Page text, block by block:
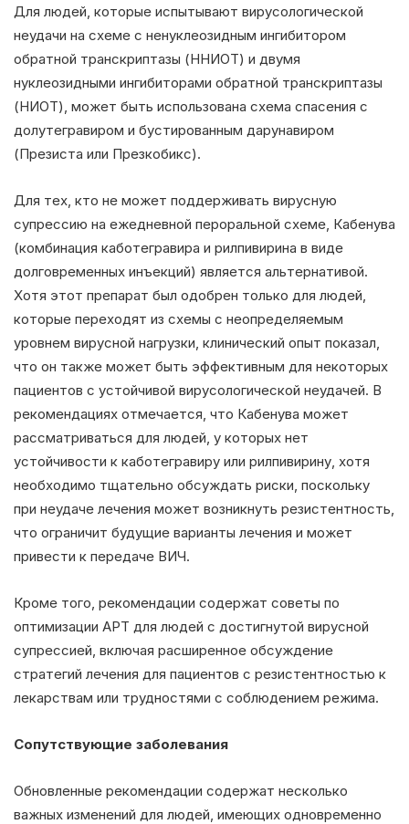
Для людей, которые испытывают вирусологической
неудачи на схеме с ненуклеозидным ингибитором
обратной транскриптазы (ННИОТ) и двумя
нуклеозидными ингибиторами обратной транскриптазы
(НИОТ), может быть использована схема спасения с
долутегравиром и бустированным дарунавиром
(Презиста или Презкобикс).
Для тех, кто не может поддерживать вирусную
супрессию на ежедневной пероральной схеме, Кабенува
(комбинация каботегравира и рилпивирина в виде
долговременных инъекций) является альтернативой.
Хотя этот препарат был одобрен только для людей,
которые переходят из схемы с неопределяемым
уровнем вирусной нагрузки, клинический опыт показал,
что он также может быть эффективным для некоторых
пациентов с устойчивой вирусологической неудачей. В
рекомендациях отмечается, что Кабенува может
рассматриваться для людей, у которых нет
устойчивости к каботегравиру или рилпивирину, хотя
необходимо тщательно обсуждать риски, поскольку
при неудаче лечения может возникнуть резистентность,
что ограничит будущие варианты лечения и может
привести к передаче ВИЧ.
Кроме того, рекомендации содержат советы по
оптимизации АРТ для людей с достигнутой вирусной
супрессией, включая расширенное обсуждение
стратегий лечения для пациентов с резистентностью к
лекарствам или трудностями с соблюдением режима.
Сопутствующие заболевания
Обновленные рекомендации содержат несколько
важных изменений для людей, имеющих одновременно